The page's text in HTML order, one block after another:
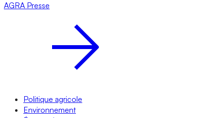
AGRA Presse
Politique agricole
Environnement